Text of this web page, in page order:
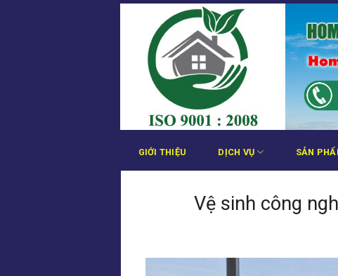
Bỏ
GIỚI THIỆU DỊCH VỤ SẢN
Vệ sinh công